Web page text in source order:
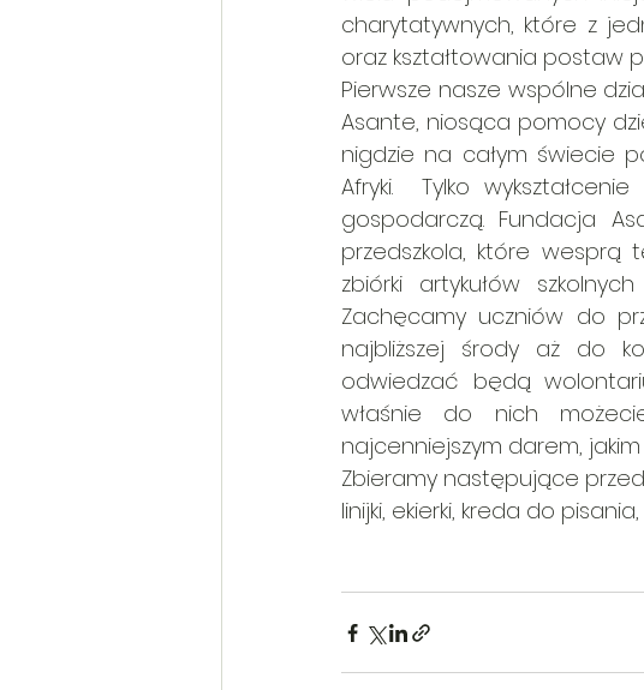
charytatywnych, które z
oraz kształtowania postaw
Pierwsze nasze wspólne
Asante, niosąca pomocy
nigdzie na całym świecie
Afryki.  Tylko
gospodarczą. Fundacja
przedszkola, które
zbiórki artykułów
Zachęcamy uczniów do
najbliższej środy aż do
odwiedzać będą
właśnie do nich
najcenniejszym darem,
Zbieramy następujące
linijki, ekierki, kreda do